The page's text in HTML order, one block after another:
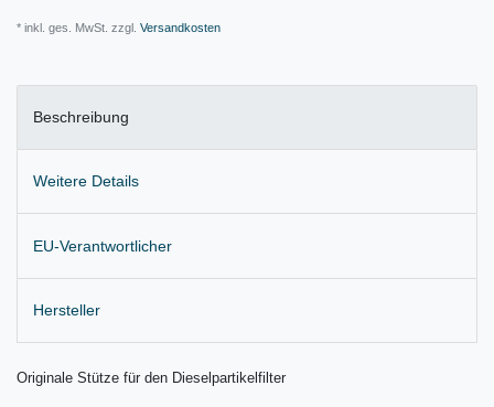
* inkl. ges. MwSt. zzgl. Versandkosten
Beschreibung
Weitere Details
EU-Verantwortlicher
Hersteller
Originale Stütze für den Dieselpartikelfilter